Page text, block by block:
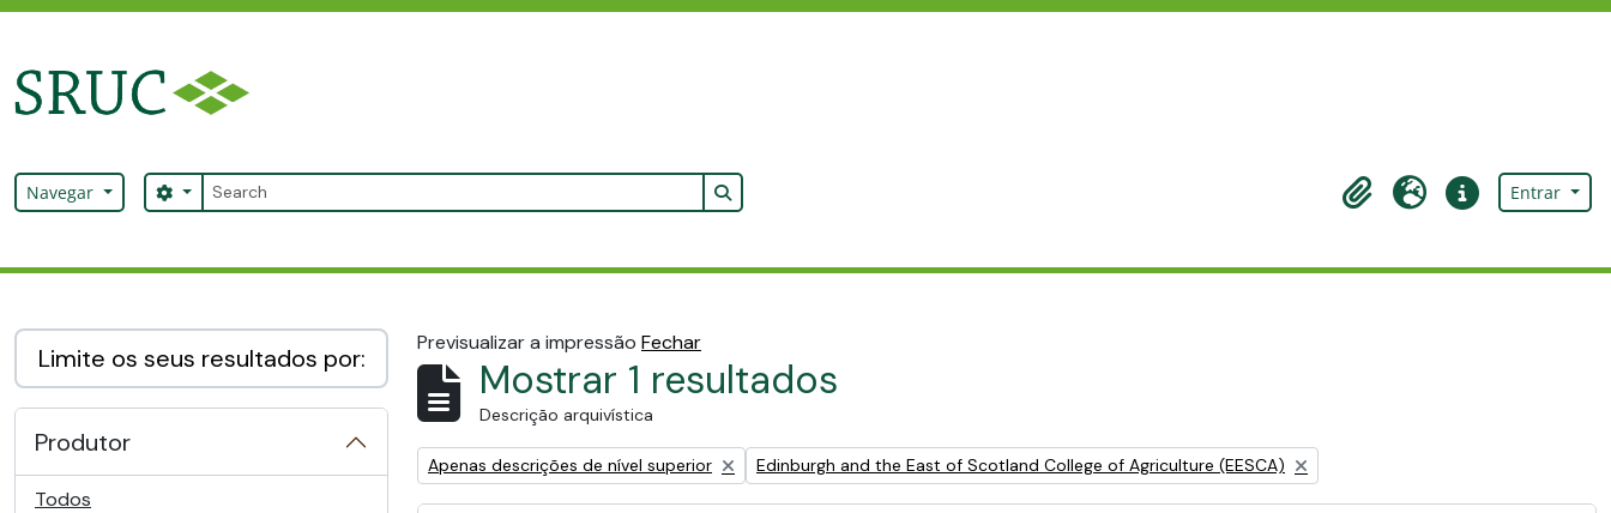
Navegar Pesquisar
Search options Search in browse page
Área de transferência
Idioma Ligações rápidas
Entrar
Limite os seus resultados por:
Produtor
Todos
Previsualizar a impressão Fechar
Mostrar 1 resultados
Descrição arquivística
Remove filter:
Apenas descrições de nível superior Remove filter:
Edinburgh and the East of Scotland College of Agriculture (EESCA)